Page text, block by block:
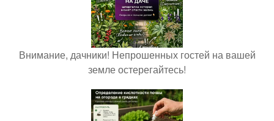
Внимание, дачники! Непрошенных гостей на вашей
земле остерегайтесь!